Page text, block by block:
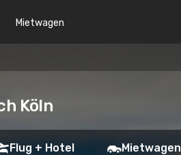
Mietwagen
Köln
Flug + Hotel Mietwagen